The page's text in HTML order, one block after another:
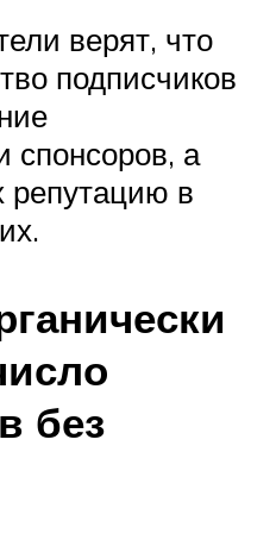
верят, что
подписчиков
спонсоров, а
репутацию в
без